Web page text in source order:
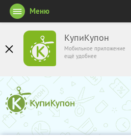
КупиКупон
Мобильное приложение
ещё удобнее
Меню